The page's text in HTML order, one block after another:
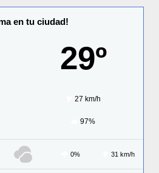
en tu ciudad!
29º
27 km/h
97%
0% 31 km/h